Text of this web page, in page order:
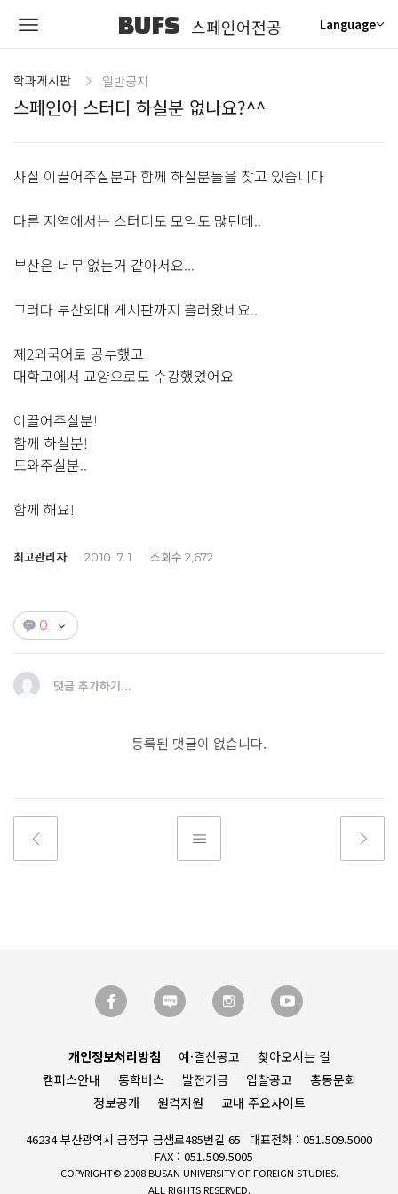
BUFS 스페인어전공 Language
학과게시판 일반공지
스페인어 스터디 하실분 없나요?^^
사실 이끌어주실분과 함께 하실분들을 찾고 있습니다
다른 지역에서는 스터디도 모임도 많던데..
부산은 너무 없는거 같아서요...
그러다 부산외대 게시판까지 흘러왔네요..
제2외국어로 공부했고
대학교에서 교양으로도 수강했었어요
이끌어주실분!
함께 하실분!
도와주실분..
함께 해요!
최고관리자 2010. 7. 1 조회수 2,672
0
댓글 추가하기...
등록된 댓글이 없습니다.
개인정보처리방침 예·결산공고
찾아오시는 길
캠퍼스안내
통학버스 발전기금 입찰공고
총동문회
정보공개
원격지원 교내 주요사이트
46234 부산광역시 금정구 금샘로485번길 65
대표전화 : 051.509.5000
FAX : 051.509.5005
COPYRIGHT© 2008 BUSAN UNIVERSITY OF FOREIGN STUDIES.
ALL RIGHTS RESERVED.